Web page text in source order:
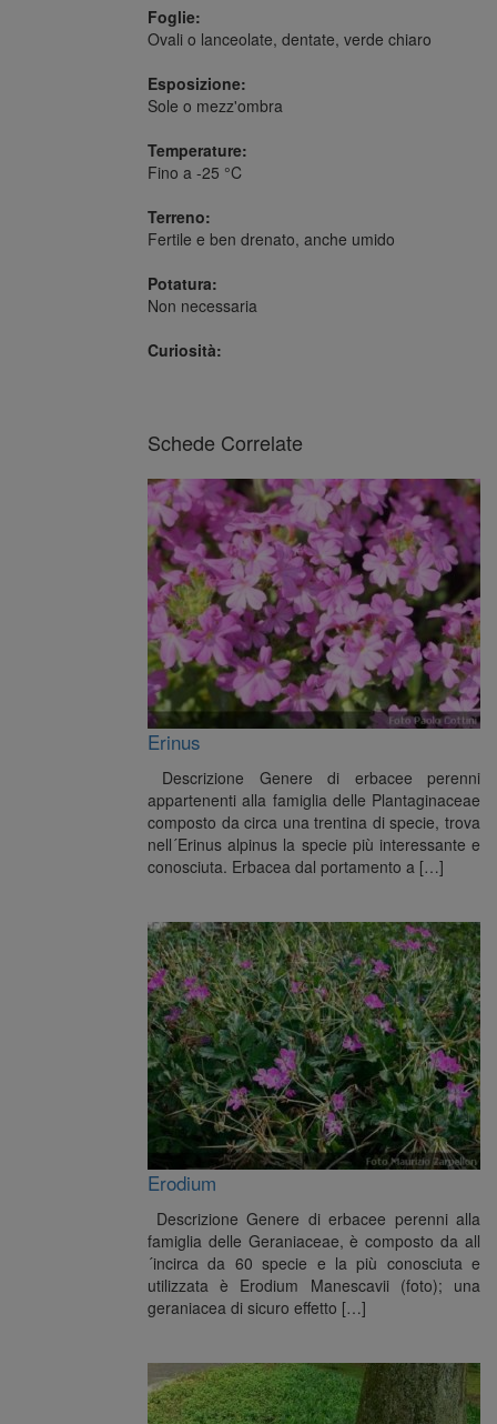
Foglie:
Ovali o lanceolate, dentate, verde chiaro
Esposizione:
Sole o mezz'ombra
Temperature:
Fino a -25 °C
Terreno:
Fertile e ben drenato, anche umido
Potatura:
Non necessaria
Curiosità:
Schede Correlate
Erinus
Descrizione Genere di erbacee perenni
appartenenti alla famiglia delle Plantaginaceae
composto da circa una trentina di specie, trova
nell´Erinus alpinus la specie più interessante e
conosciuta. Erbacea dal portamento a […]
Erodium
Descrizione Genere di erbacee perenni alla
famiglia delle Geraniaceae, è composto da all
´incirca da 60 specie e la più conosciuta e
utilizzata è Erodium Manescavii (foto); una
geraniacea di sicuro effetto […]